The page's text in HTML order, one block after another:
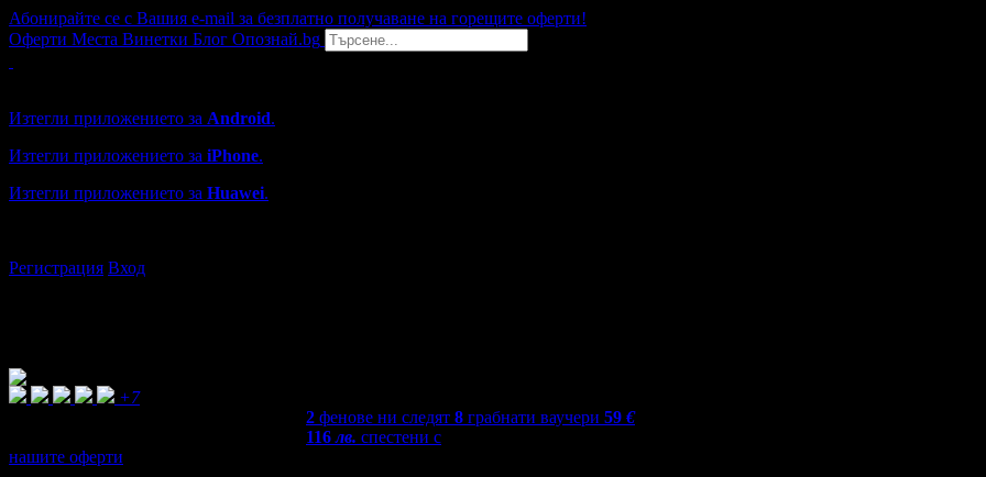
Абонирайте се с Вашия e-mail за безплатно получаване на горещите оферти!
Оферти Места Винетки Блог Опознай.bg
Изтегли приложението за Android.
Изтегли приложението за iPhone.
Изтегли приложението за Huawei.
Регистрация Вход
+7
2 фенове ни следят 8 грабнати ваучери 59 €
116лв. спестени с
нашите оферти